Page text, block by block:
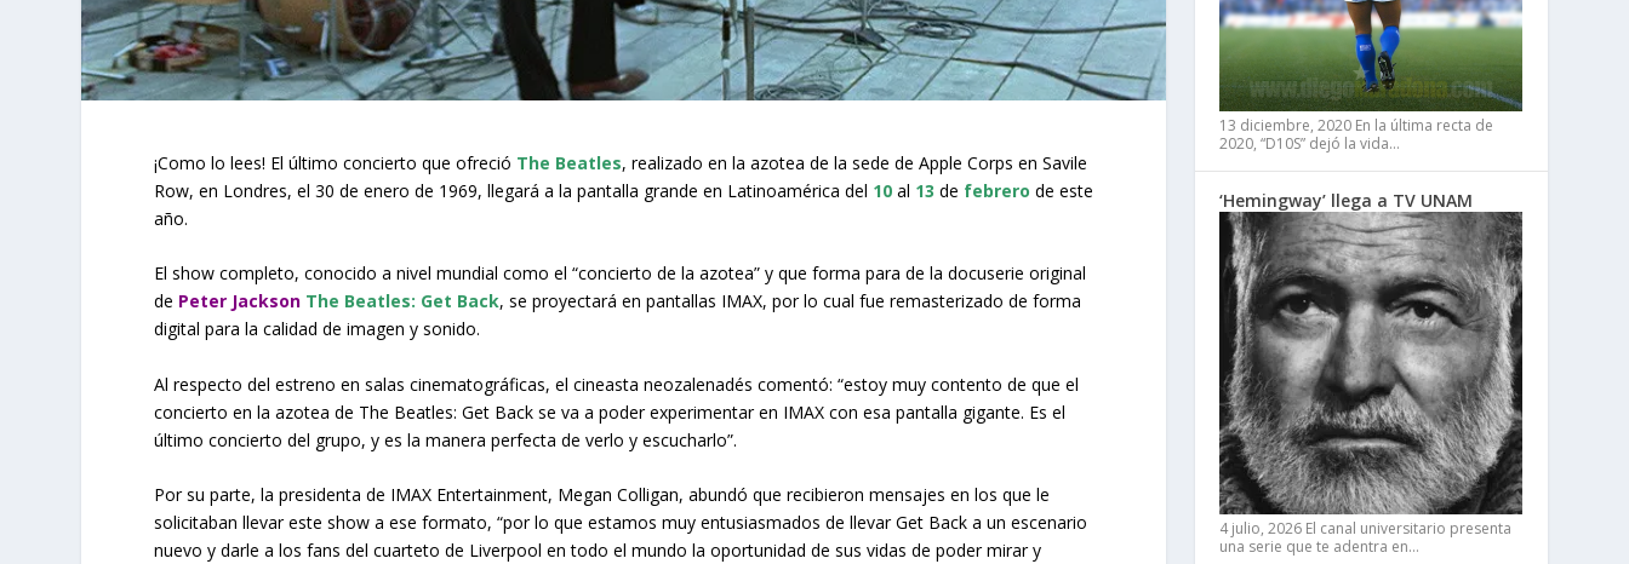
¡Como lo lees! El último concierto que ofreció The Beatles, realizado en la azotea de la sede de Apple Corps en Savile
Row, en Londres, el 30 de enero de 1969, llegará a la pantalla grande en Latinoamérica del 10 al 13 de febrero de este
año.
El show completo, conocido a nivel mundial como el “concierto de la azotea” y que forma para de la docuserie original
de Peter Jackson The Beatles: Get Back, se proyectará en pantallas IMAX, por lo cual fue remasterizado de forma
digital para la calidad de imagen y sonido.
Al respecto del estreno en salas cinematográficas, el cineasta neozalenadés comentó: “estoy muy contento de que el
concierto en la azotea de The Beatles: Get Back se va a poder experimentar en IMAX con esa pantalla gigante. Es el
último concierto del grupo, y es la manera perfecta de verlo y escucharlo”.
Por su parte, la presidenta de IMAX Entertainment, Megan Colligan, abundó que recibieron mensajes en los que le
solicitaban llevar este show a ese formato, “por lo que estamos muy entusiasmados de llevar Get Back a un escenario
nuevo y darle a los fans del cuarteto de Liverpool en todo el mundo la oportunidad de sus vidas de poder mirar y
13 diciembre, 2020 En la última recta de
2020, “D10S” dejó la vida…
‘Hemingway’ llega a TV UNAM
4 julio, 2026 El canal universitario presenta
una serie que te adentra en…